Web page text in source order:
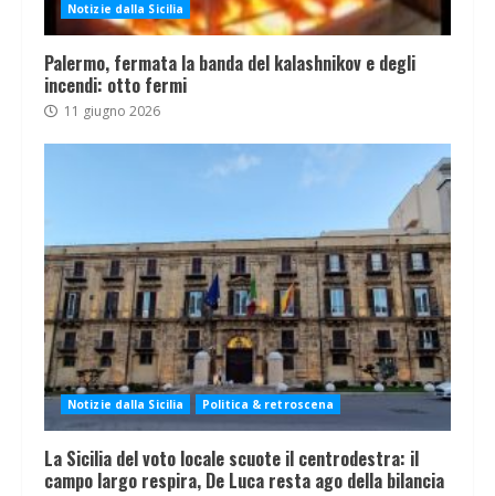
Notizie dalla Sicilia
Palermo, fermata la banda del kalashnikov e degli
incendi: otto fermi
11 giugno 2026
Notizie dalla Sicilia Politica & retroscena
La Sicilia del voto locale scuote il centrodestra: il
campo largo respira, De Luca resta ago della bilancia